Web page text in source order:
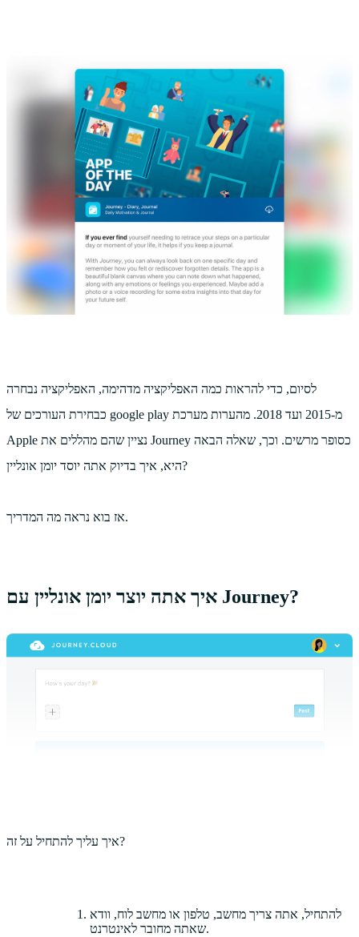
לסיום, כדי להראות כמה האפליקציה מדהימה, האפליקציה נבחרה
כבחירת העורכים של google play מ-2015 ועד 2018. מהערות מערכת
Apple נציין שהם מהללים את Journey כסופר מרשים. וכך, שאלה הבאה
היא, איך בדיוק אתה יוסד יומן אונליין?
אז בוא נראה מה המדריך.
איך אתה יוצר יומן אונליין עם Journey?
איך עליך להתחיל על זה?
להתחיל, אתה צריך מחשב, טלפון או מחשב לוח, וודא
שאתה מחובר לאינטרנט.